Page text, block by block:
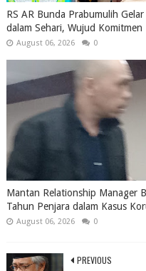
RS AR Bunda Prabumulih
dalam Sehari, Wujud Komitmen
August 06, 2026 0
Mantan Relationship Manager
Tahun Penjara dalam Kasus
August 06, 2026 0
PREVIOUS